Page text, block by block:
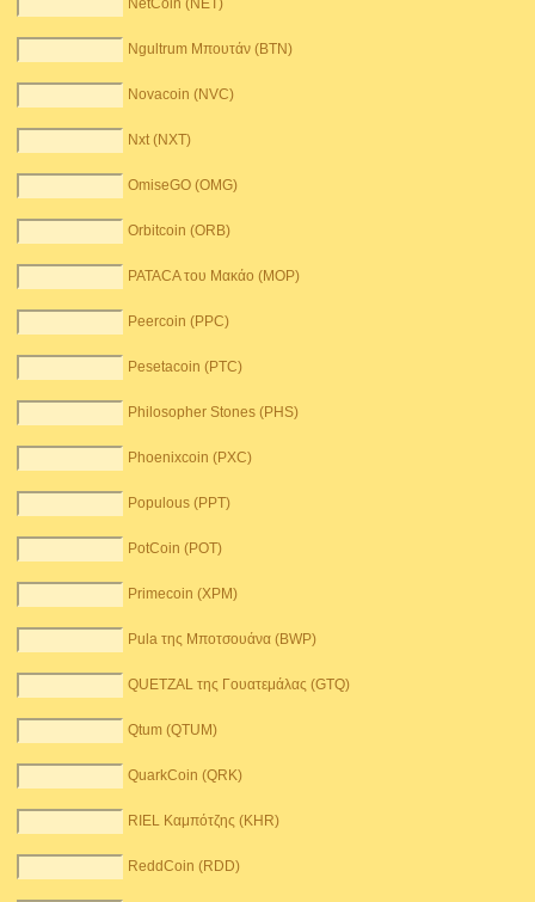
NetCoin (NET)
Ngultrum Μπουτάν (BTN)
Novacoin (NVC)
Nxt (NXT)
OmiseGO (OMG)
Orbitcoin (ORB)
PATACA του Μακάο (MOP)
Peercoin (PPC)
Pesetacoin (PTC)
Philosopher Stones (PHS)
Phoenixcoin (PXC)
Populous (PPT)
PotCoin (POT)
Primecoin (XPM)
Pula της Μποτσουάνα (BWP)
QUETZAL της Γουατεμάλας (GTQ)
Qtum (QTUM)
QuarkCoin (QRK)
RIEL Καμπότζης (KHR)
ReddCoin (RDD)